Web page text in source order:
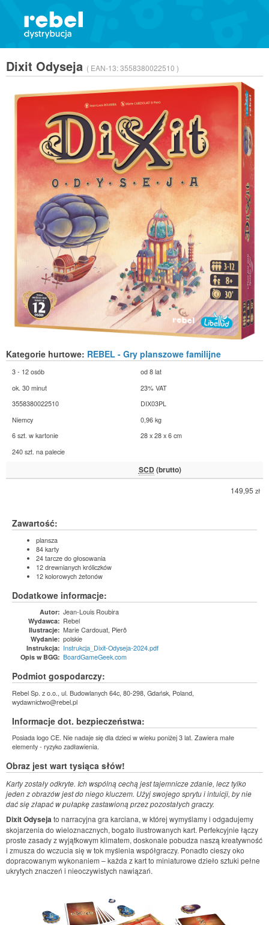
Dixit Odyseja ( EAN-13:3558380022510 )
Kategorie hurtowe: REBEL - Gry planszowe familijne
3 - 12 osób
od 8 lat
ok. 30 minut
23% VAT
3558380022510
DIX03PL
Niemcy
0,96 kg
6 szt. w kartonie
28 x 28 x 6 cm
240 szt. na palecie
SCD (brutto)
149,95 zł
Zawartość:
plansza
84 karty
24 tarcze do głosowania
12 drewnianych króliczków
12 kolorowych żetonów
Dodatkowe informacje:
Autor: Jean-Louis Roubira
Wydawca: Rebel
Ilustracje: Marie Cardouat, Pierô
Wydanie: polskie
Instrukcja: Instrukcja_Dixit-Odyseja-2024.pdf
Opis w BGG: BoardGameGeek.com
Podmiot gospodarczy:
Rebel Sp. z o.o., ul. Budowlanych 64c, 80-298, Gdańsk, Poland,
wydawnictwo@rebel.pl
Informacje dot. bezpieczeństwa:
Posiada logo CE. Nie nadaje się dla dzieci w wieku poniżej 3 lat. Zawiera małe
elementy - ryzyko zadławienia.
Obraz jest wart tysiąca słów!
Karty zostały odkryte. Ich wspólną cechą jest tajemnicze zdanie, lecz tylko
jeden z obrazów jest do niego kluczem. Użyj swojego sprytu i intuicji, by nie
dać się złapać w pułapkę zastawioną przez pozostałych graczy.
Dixit Odysejato narracyjna gra karciana, w której wymyślamy i odgadujemy
skojarzenia do wieloznacznych, bogato ilustrowanych kart. Perfekcyjnie łączy
proste zasady z wyjątkowym klimatem, doskonale pobudza naszą kreatywność
i zmusza do wczucia się w tok myślenia współgraczy. Ponadto cieszy oko
dopracowanym wykonaniem – każda z kart to miniaturowe dzieło sztuki pełne
ukrytych znaczeń i nieoczywistych nawiązań.